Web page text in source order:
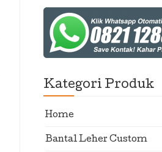
Kategori Produk
Home
Bantal Leher Custom